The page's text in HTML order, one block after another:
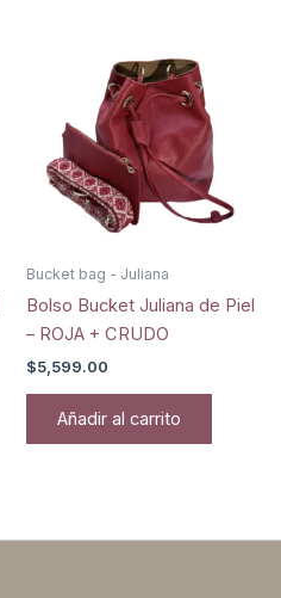
Bucket bag - Juliana
Bolso Bucket Juliana de Piel
– ROJA + CRUDO
$5,599.00
Añadir al carrito